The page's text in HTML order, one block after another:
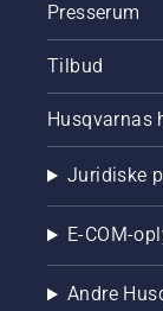
Presserum
Tilbud
Husqvarnas
Juridiske
E-COM-
Andre